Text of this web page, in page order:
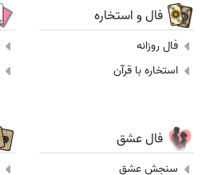
فال و استخاره
فال روزانه
استخاره با قرآن
فال عشق
سنجش عشق